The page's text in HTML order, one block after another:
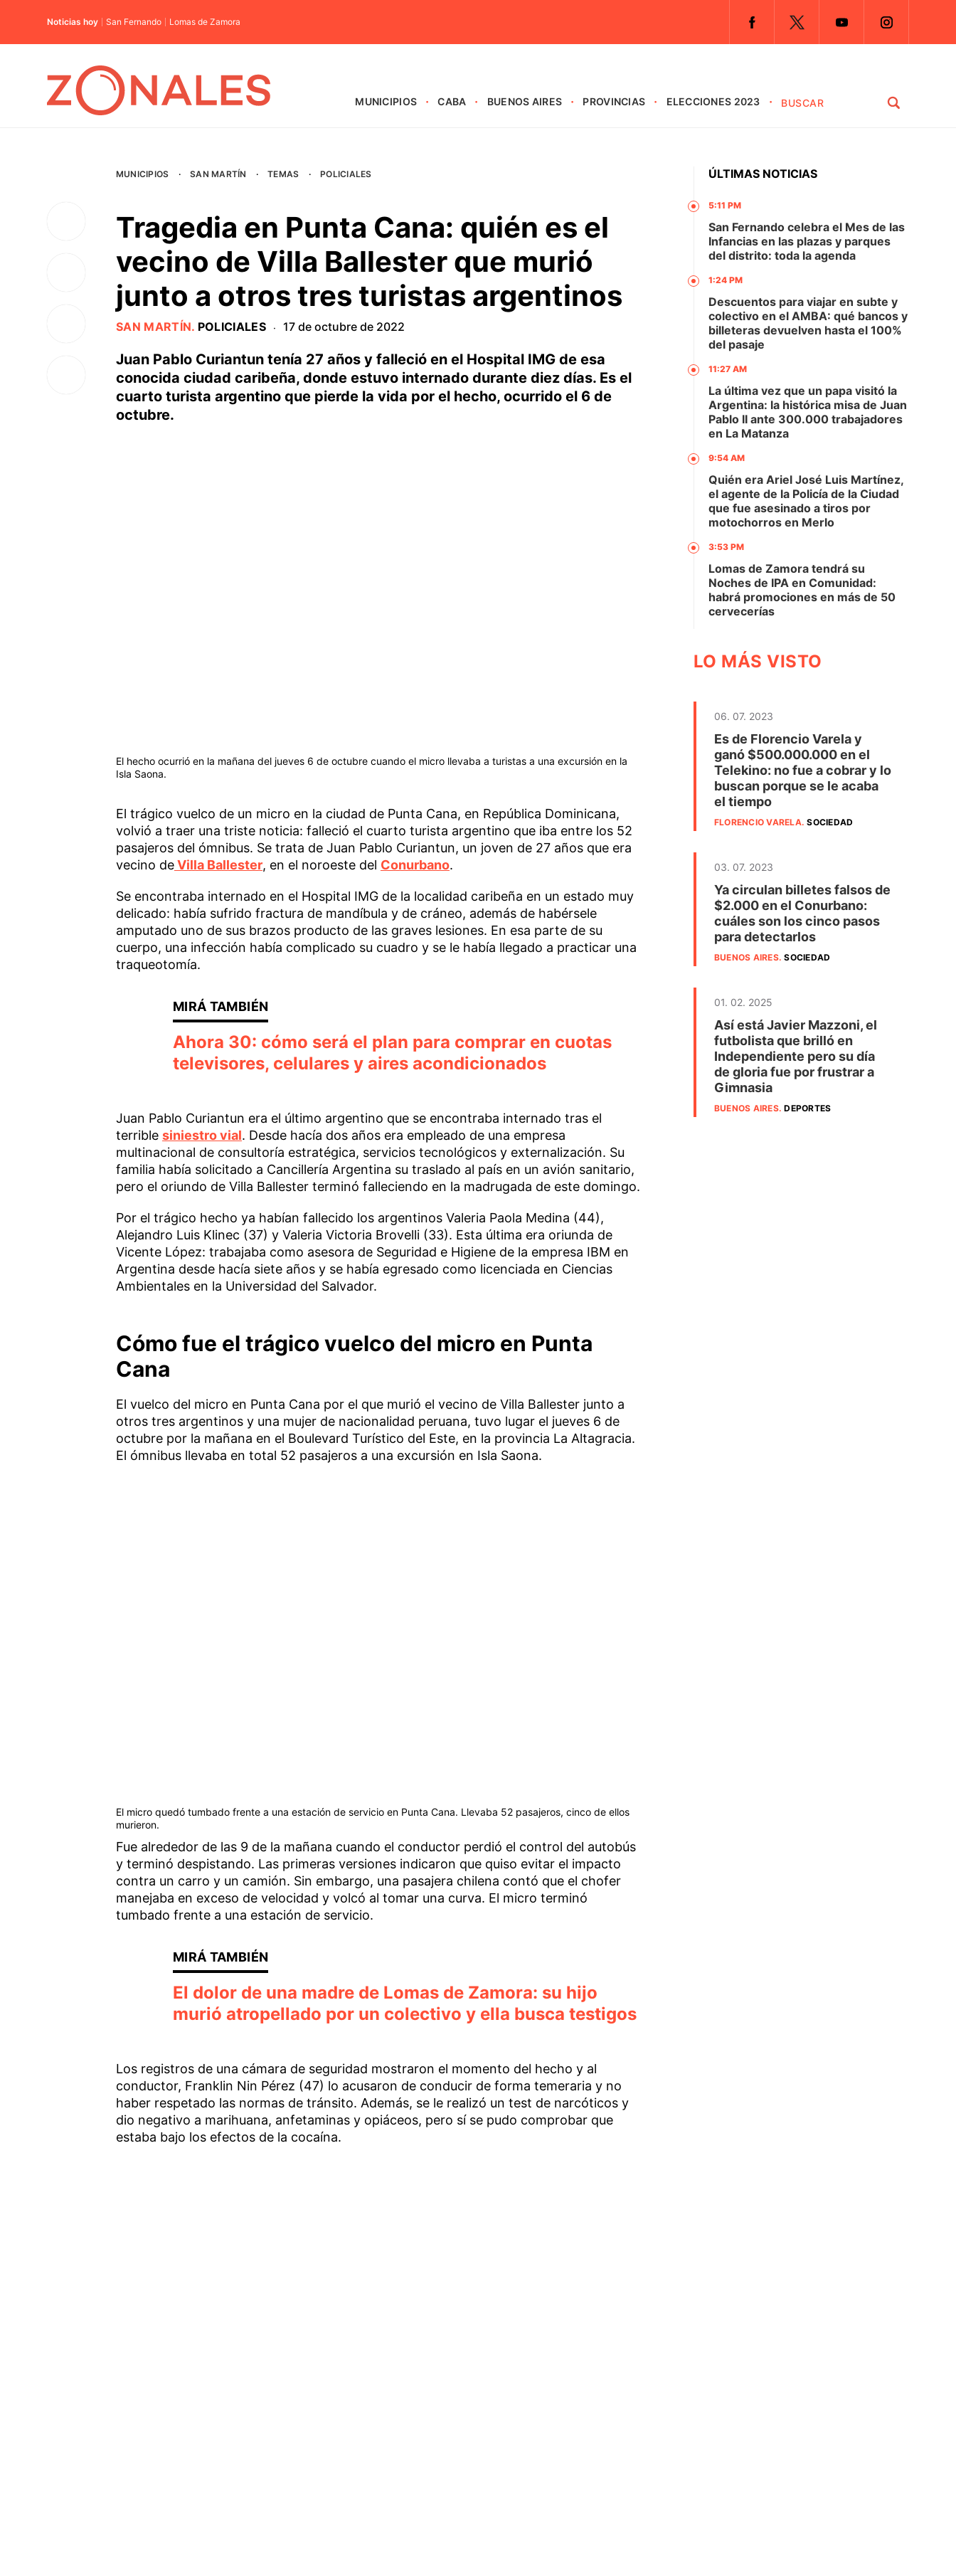
Noticias hoy San Fernando Lomas de Zamora
MUNICIPIOS CABA BUENOS AIRES PROVINCIAS ELECCIONES 2023
MUNICIPIOS · SAN MARTÍN · TEMAS · POLICIALES
Tragedia en Punta Cana: quién es el
vecino de Villa Ballester que murió
junto a otros tres turistas argentinos
SAN MARTÍN. POLICIALES · 17 de octubre de 2022
Juan Pablo Curiantun tenía 27 años y falleció en el Hospital IMG de esa
conocida ciudad caribeña, donde estuvo internado durante diez días. Es el
cuarto turista argentino que pierde la vida por el hecho, ocurrido el 6 de
octubre.
El hecho ocurrió en la mañana del jueves 6 de octubre cuando el micro llevaba a turistas a una excursión en la
Isla Saona.
El trágico vuelco de un micro en la ciudad de Punta Cana, en República Dominicana,
volvió a traer una triste noticia: falleció el cuarto turista argentino que iba entre los 52
pasajeros del ómnibus. Se trata de Juan Pablo Curiantun, un joven de 27 años que era
vecino deVilla Ballester, en el noroeste del Conurbano.
Se encontraba internado en el Hospital IMG de la localidad caribeña en un estado muy
delicado: había sufrido fractura de mandíbula y de cráneo, además de habérsele
amputado uno de sus brazos producto de las graves lesiones. En esa parte de su
cuerpo, una infección había complicado su cuadro y se le había llegado a practicar una
traqueotomía.
Ahora 30: cómo será el plan para comprar en cuotas
televisores, celulares y aires acondicionados
Juan Pablo Curiantun era el último argentino que se encontraba internado tras el
terrible siniestro vial. Desde hacía dos años era empleado de una empresa
multinacional de consultoría estratégica, servicios tecnológicos y externalización. Su
familia había solicitado a Cancillería Argentina su traslado al país en un avión sanitario,
pero el oriundo de Villa Ballester terminó falleciendo en la madrugada de este domingo.
Por el trágico hecho ya habían fallecido los argentinos Valeria Paola Medina (44),
Alejandro Luis Klinec (37) y Valeria Victoria Brovelli (33). Esta última era oriunda de
Vicente López: trabajaba como asesora de Seguridad e Higiene de la empresa IBM en
Argentina desde hacía siete años y se había egresado como licenciada en Ciencias
Ambientales en la Universidad del Salvador.
Cómo fue el trágico vuelco del micro en Punta
Cana
El vuelco del micro en Punta Cana por el que murió el vecino de Villa Ballester junto a
otros tres argentinos y una mujer de nacionalidad peruana, tuvo lugar el jueves 6 de
octubre por la mañana en el Boulevard Turístico del Este, en la provincia La Altagracia.
El ómnibus llevaba en total 52 pasajeros a una excursión en Isla Saona.
El micro quedó tumbado frente a una estación de servicio en Punta Cana. Llevaba 52 pasajeros, cinco de ellos
murieron.
Fue alrededor de las 9 de la mañana cuando el conductor perdió el control del autobús
y terminó despistando. Las primeras versiones indicaron que quiso evitar el impacto
contra un carro y un camión. Sin embargo, una pasajera chilena contó que el chofer
manejaba en exceso de velocidad y volcó al tomar una curva. El micro terminó
tumbado frente a una estación de servicio.
El dolor de una madre de Lomas de Zamora: su hijo
murió atropellado por un colectivo y ella busca testigos
Los registros de una cámara de seguridad mostraron el momento del hecho y al
conductor, Franklin Nin Pérez (47) lo acusaron de conducir de forma temeraria y no
haber respetado las normas de tránsito. Además, se le realizó un test de narcóticos y
dio negativo a marihuana, anfetaminas y opiáceos, pero sí se pudo comprobar que
estaba bajo los efectos de la cocaína.
ÚLTIMAS NOTICIAS
5:11 PM
San Fernando celebra el Mes de las
Infancias en las plazas y parques
del distrito: toda la agenda
1:24 PM
Descuentos para viajar en subte y
colectivo en el AMBA: qué bancos y
billeteras devuelven hasta el 100%
del pasaje
11:27 AM
La última vez que un papa visitó la
Argentina: la histórica misa de Juan
Pablo II ante 300.000 trabajadores
en La Matanza
9:54 AM
Quién era Ariel José Luis Martínez,
el agente de la Policía de la Ciudad
que fue asesinado a tiros por
motochorros en Merlo
3:53 PM
Lomas de Zamora tendrá su
Noches de IPA en Comunidad:
habrá promociones en más de 50
cervecerías
LO MÁS VISTO
06. 07. 2023
Es de Florencio Varela y
ganó $500.000.000 en el
Telekino: no fue a cobrar y lo
buscan porque se le acaba
el tiempo
FLORENCIO VARELA.SOCIEDAD
03. 07. 2023
Ya circulan billetes falsos de
$2.000 en el Conurbano:
cuáles son los cinco pasos
para detectarlos
BUENOS AIRES.SOCIEDAD
01. 02. 2025
Así está Javier Mazzoni, el
futbolista que brilló en
Independiente pero su día
de gloria fue por frustrar a
Gimnasia
BUENOS AIRES.DEPORTES